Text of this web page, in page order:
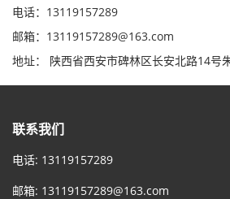
电话：13119157289
邮箱：13119157289@163.com
地址： 陕西省西安市碑林区长安北路14号
联系我们
电话: 13119157289
邮箱: 13119157289@163.com